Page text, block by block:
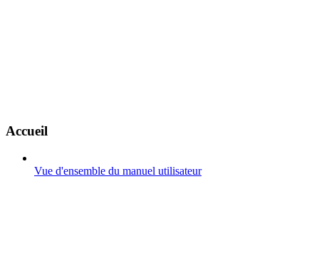
Accueil
Vue d'ensemble du manuel utilisateur